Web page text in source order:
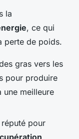
la
, ce qui
perte de poids.
gras vers les
pour produire
une meilleure
pour